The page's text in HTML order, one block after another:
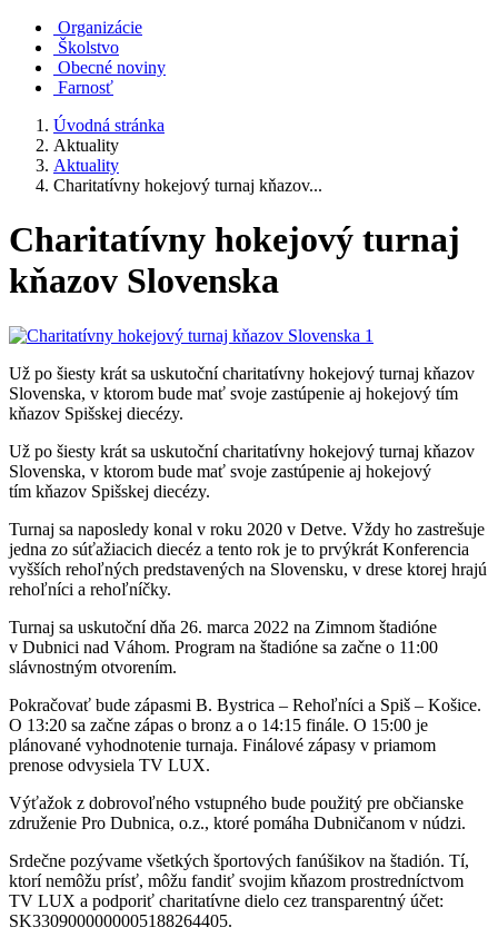
Organizácie
Školstvo
Obecné noviny
Farnosť
Úvodná stránka
Aktuality
Aktuality
Charitatívny hokejový turnaj kňazov...
Charitatívny hokejový turnaj
kňazov Slovenska
Už po šiesty krát sa uskutoční charitatívny hokejový turnaj kňazov
Slovenska, v ktorom bude mať svoje zastúpenie aj hokejový tím
kňazov Spišskej diecézy.
Už po šiesty krát sa uskutoční charitatívny hokejový turnaj kňazov
Slovenska, v ktorom bude mať svoje zastúpenie aj hokejový
tím kňazov Spišskej diecézy.
Turnaj sa naposledy konal v roku 2020 v Detve. Vždy ho zastrešuje
jedna zo súťažiacich diecéz a tento rok je to prvýkrát Konferencia
vyšších rehoľných predstavených na Slovensku, v drese ktorej hrajú
rehoľníci a rehoľníčky.
Turnaj sa uskutoční dňa 26. marca 2022 na Zimnom štadióne
v Dubnici nad Váhom. Program na štadióne sa začne o 11:00
slávnostným otvorením.
Pokračovať bude zápasmi B. Bystrica – Rehoľníci a Spiš – Košice.
O 13:20 sa začne zápas o bronz a o 14:15 finále. O 15:00 je
plánované vyhodnotenie turnaja. Finálové zápasy v priamom
prenose odvysiela TV LUX.
Výťažok z dobrovoľného vstupného bude použitý pre občianske
združenie Pro Dubnica, o.z., ktoré pomáha Dubničanom v núdzi.
Srdečne pozývame všetkých športových fanúšikov na štadión. Tí,
ktorí nemôžu prísť, môžu fandiť svojim kňazom prostredníctvom
TV LUX a podporiť charitatívne dielo cez transparentný účet:
SK3309000000005188264405.